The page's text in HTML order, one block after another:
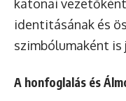
katonai
identitásának és
szimbólumaként is
A honfoglalás és